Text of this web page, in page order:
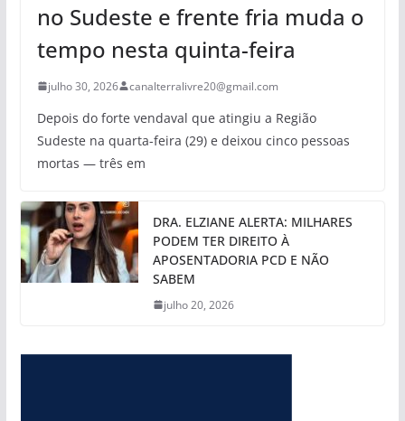
no Sudeste e frente fria muda o
tempo nesta quinta-feira
julho 30, 2026 canalterralivre20@gmail.com
Depois do forte vendaval que atingiu a Região
Sudeste na quarta-feira (29) e deixou cinco pessoas
mortas — três em
DRA. ELZIANE ALERTA: MILHARES
PODEM TER DIREITO À
APOSENTADORIA PCD E NÃO
SABEM
julho 20, 2026